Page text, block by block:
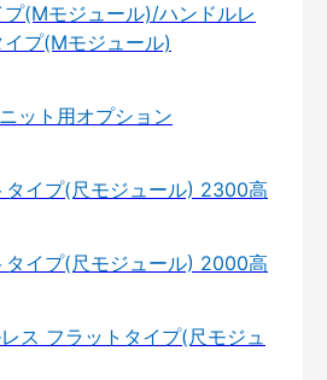
(Mモジュール)/ハンドルレ
プ(Mモジュール)
ット用オプション
タイプ(尺モジュール) 2300高
タイプ(尺モジュール) 2000高
ス フラットタイプ(尺モジュ